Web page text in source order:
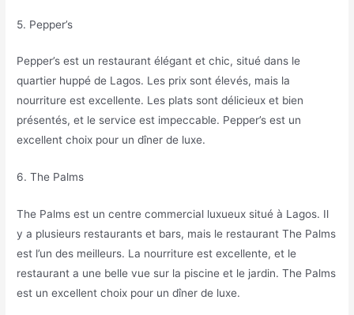
5. Pepper’s
Pepper’s est un restaurant élégant et chic, situé dans le
quartier huppé de Lagos. Les prix sont élevés, mais la
nourriture est excellente. Les plats sont délicieux et bien
présentés, et le service est impeccable. Pepper’s est un
excellent choix pour un dîner de luxe.
6. The Palms
The Palms est un centre commercial luxueux situé à Lagos. Il
y a plusieurs restaurants et bars, mais le restaurant The Palms
est l’un des meilleurs. La nourriture est excellente, et le
restaurant a une belle vue sur la piscine et le jardin. The Palms
est un excellent choix pour un dîner de luxe.